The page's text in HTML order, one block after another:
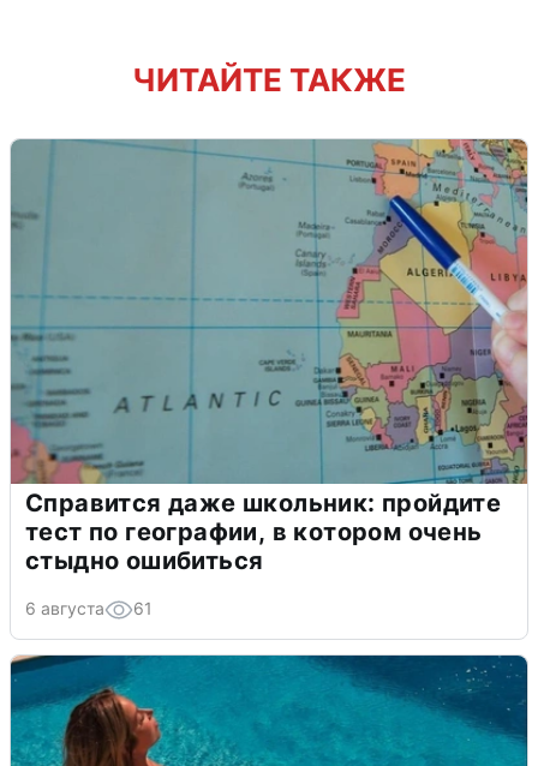
ЧИТАЙТЕ ТАКЖЕ
Справится даже школьник: пройдите
тест по географии, в котором очень
стыдно ошибиться
6 августа 61